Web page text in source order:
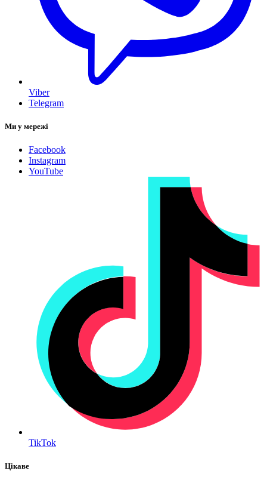
Viber
Telegram
Ми у мережі
Facebook
Instagram
YouTube
TikTok
Цікаве